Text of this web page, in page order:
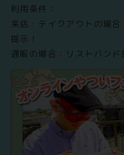
利用条件：
来店・テイクアウトの場
提示！
通販の場合：リストバンド